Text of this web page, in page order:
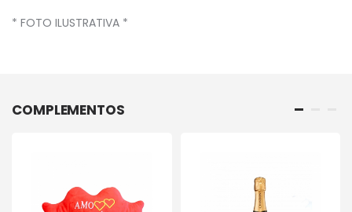
* FOTO ILUSTRATIVA *
COMPLEMENTOS